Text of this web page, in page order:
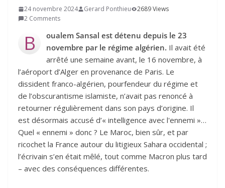
24 novembre 2024 Gerard Ponthieu
2689 Views
2 Comments
B
oualem Sansal est détenu depuis le 23
novembre par le régime algérien. Il avait été
arrêté une semaine avant, le 16 novembre, à
l’aéroport d’Alger en provenance de Paris. Le
dissident franco-algérien, pourfendeur du régime et
de l’obscurantisme islamiste, n’avait pas renoncé à
retourner régulièrement dans son pays d’origine. Il
est désormais accusé d’« intelligence avec l'ennemi »…
Quel « ennemi » donc ? Le Maroc, bien sûr, et par
ricochet la France autour du litigieux Sahara occidental ;
l’écrivain s’en était mêlé, tout comme Macron plus tard
– avec des conséquences différentes.